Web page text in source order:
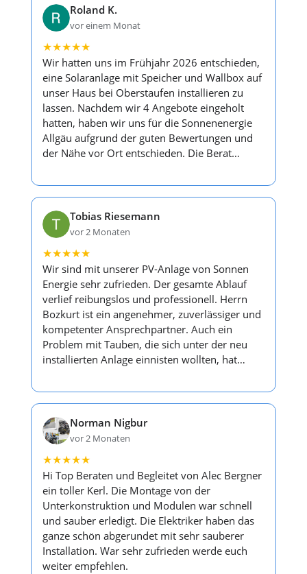
Roland K.
vor einem Monat
★★★★★
Wir hatten uns im Frühjahr 2026 entschieden,
eine Solaranlage mit Speicher und Wallbox auf
unser Haus bei Oberstaufen installieren zu
lassen. Nachdem wir 4 Angebote eingeholt
hatten, haben wir uns für die Sonnenenergie
Allgäu aufgrund der guten Bewertungen und
der Nähe vor Ort entschieden. Die Berat…
Tobias Riesemann
vor 2 Monaten
★★★★★
Wir sind mit unserer PV-Anlage von Sonnen
Energie sehr zufrieden. Der gesamte Ablauf
verlief reibungslos und professionell. Herrn
Bozkurt ist ein angenehmer, zuverlässiger und
kompetenter Ansprechpartner. Auch ein
Problem mit Tauben, die sich unter der neu
installierten Anlage einnisten wollten, hat…
Norman Nigbur
vor 2 Monaten
★★★★★
Hi Top Beraten und Begleitet von Alec Bergner
ein toller Kerl. Die Montage von der
Unterkonstruktion und Modulen war schnell
und sauber erledigt. Die Elektriker haben das
ganze schön abgerundet mit sehr sauberer
Installation. War sehr zufrieden werde euch
weiter empfehlen.